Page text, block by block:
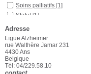
Soins palliatifs [1]
Statut [1]
médicamenteux
Trouble bipolaire
Localisation
Ans[3]
Liège
Adresse
Ligue Alzheimer
rue Walthère Jamar 231
4430 Ans
Belgique
Tél: 04/229.58.10